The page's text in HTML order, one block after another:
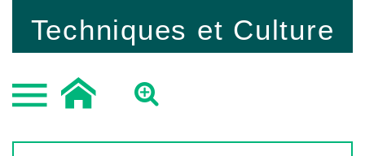
Techniques et Culture